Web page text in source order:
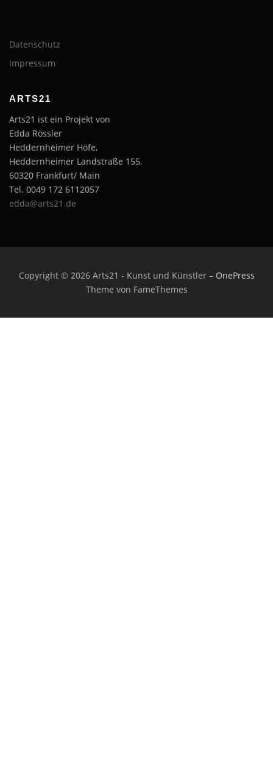
Datenschutz
Impressum
ARTS21
Arts21 ist ein Projekt von
Edda Rössler
Heddernheimer Höfe,
Heddernheimer Landstraße 155,
60320 Frankfurt/ Main
Tel. 0049 172 6112057
edda@arts21.de
Copyright © 2026 Arts21 - Kunst und Künstler – OnePress
Theme von FameThemes